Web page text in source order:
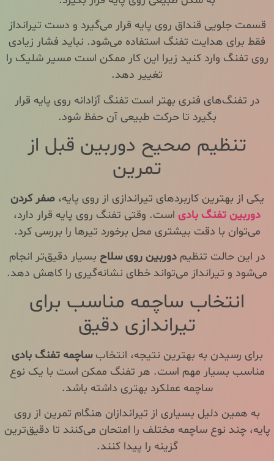
قسمت جلویی قنداق روی پایه قرار می‌گیرد و دست تیرانداز
فقط برای هدایت تفنگ استفاده می‌شود. نباید فشار زیادی
روی تفنگ وارد کنید زیرا این کار ممکن است مسیر شلیک را
تغییر دهد.
در تفنگ‌های فنری بهتر است تفنگ آزادانه روی پایه قرار
بگیرد تا حرکت طبیعی آن حفظ شود.
تنظیم صحیح دوربین قبل از
تمرین
یکی از بهترین کاربردهای تیراندازی از روی پایه،صفر کردن
دوربین تفنگ بادی است. وقتی تفنگ روی پایه قرار دارد،
می‌توان با دقت بیشتری محل برخورد تیرها را بررسی کرد.
در این حالت تنظیمدوربین روی سلاح بسیار دقیق‌تر انجام
می‌شود و تیرانداز می‌تواند خطای نشانه‌گیری را کاهش دهد.
انتخاب ساچمه مناسب برای
تیراندازی دقیق
برای رسیدن به بهترین نتیجه، انتخابساچمه تفنگ بادی
مناسب بسیار مهم است. هر تفنگ ممکن است با یک نوع
ساچمه عملکرد بهتری داشته باشد.
به همین دلیل بسیاری از تیراندازان هنگام تمرین از روی
پایه، چند نوع ساچمه مختلف را امتحان می‌کنند تا دقیق‌ترین
گزینه را پیدا کنند.